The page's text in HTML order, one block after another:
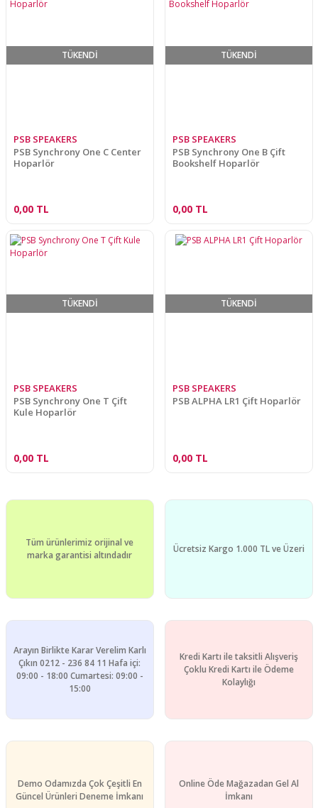
TÜKENDİ
PSB SPEAKERS
PSB Synchrony One C Center
Hoparlör
0,00 TL
TÜKENDİ
PSB SPEAKERS
PSB Synchrony One B Çift
Bookshelf Hoparlör
0,00 TL
TÜKENDİ
PSB SPEAKERS
PSB Synchrony One T Çift
Kule Hoparlör
0,00 TL
TÜKENDİ
PSB SPEAKERS
PSB ALPHA LR1 Çift Hoparlör
0,00 TL
Tüm ürünlerimiz orijinal ve
marka garantisi altındadır
Ücretsiz Kargo 1.000 TL ve Üzeri
Arayın Birlikte Karar Verelim Karlı
Çıkın 0212 - 236 84 11 Hafa içi:
09:00 - 18:00 Cumartesi: 09:00 -
15:00
Kredi Kartı ile taksitli Alışveriş
Çoklu Kredi Kartı ile Ödeme
Kolaylığı
Demo Odamızda Çok Çeşitli En
Güncel Ürünleri Deneme İmkanı
Online Öde Mağazadan Gel Al
İmkanı